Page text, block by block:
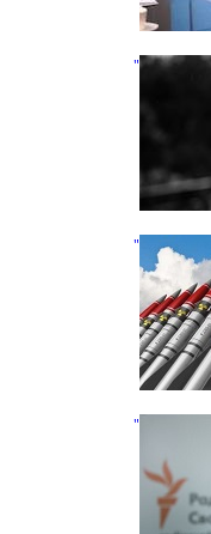
" />
" />
" />